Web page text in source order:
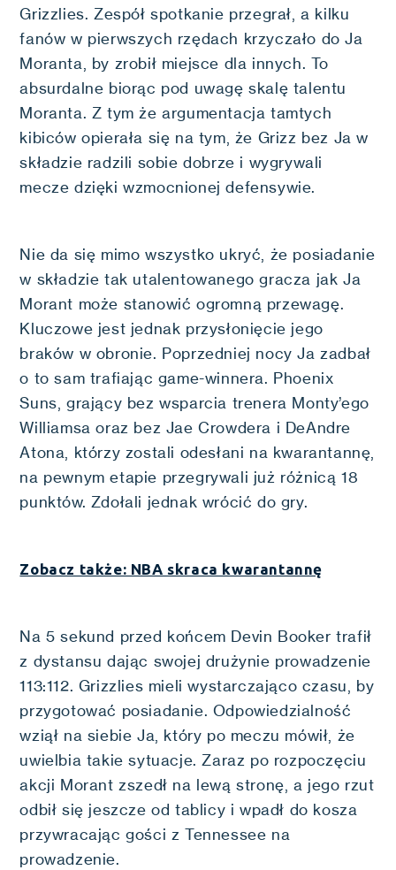
Grizzlies. Zespół spotkanie przegrał, a kilku
fanów w pierwszych rzędach krzyczało do Ja
Moranta, by zrobił miejsce dla innych. To
absurdalne biorąc pod uwagę skalę talentu
Moranta. Z tym że argumentacja tamtych
kibiców opierała się na tym, że Grizz bez Ja w
składzie radzili sobie dobrze i wygrywali
mecze dzięki wzmocnionej defensywie.
Nie da się mimo wszystko ukryć, że posiadanie
w składzie tak utalentowanego gracza jak Ja
Morant może stanowić ogromną przewagę.
Kluczowe jest jednak przysłonięcie jego
braków w obronie. Poprzedniej nocy Ja zadbał
o to sam trafiając game-winnera. Phoenix
Suns, grający bez wsparcia trenera Monty’ego
Williamsa oraz bez Jae Crowdera i DeAndre
Atona, którzy zostali odesłani na kwarantannę,
na pewnym etapie przegrywali już różnicą 18
punktów. Zdołali jednak wrócić do gry.
Zobacz także: NBA skraca kwarantannę
Na 5 sekund przed końcem Devin Booker trafił
z dystansu dając swojej drużynie prowadzenie
113:112. Grizzlies mieli wystarczająco czasu, by
przygotować posiadanie. Odpowiedzialność
wziął na siebie Ja, który po meczu mówił, że
uwielbia takie sytuacje. Zaraz po rozpoczęciu
akcji Morant zszedł na lewą stronę, a jego rzut
odbił się jeszcze od tablicy i wpadł do kosza
przywracając gości z Tennessee na
prowadzenie.